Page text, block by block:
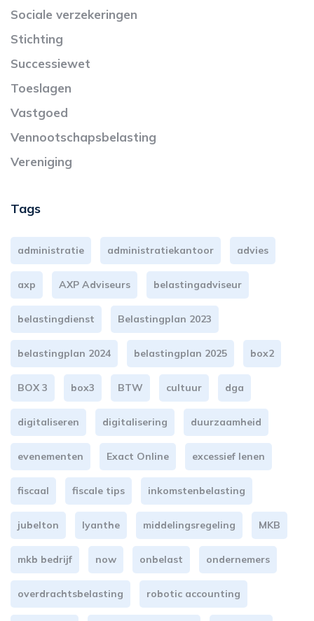
Sociale verzekeringen
Stichting
Successiewet
Toeslagen
Vastgoed
Vennootschapsbelasting
Vereniging
Tags
administratie administratiekantoor advies
axp AXP Adviseurs belastingadviseur
belastingdienst Belastingplan 2023
belastingplan 2024 belastingplan 2025 box2
BOX 3 box3 BTW cultuur dga
digitaliseren digitalisering duurzaamheid
evenementen Exact Online excessief lenen
fiscaal fiscale tips inkomstenbelasting
jubelton lyanthe middelingsregeling MKB
mkb bedrijf now onbelast ondernemers
overdrachtsbelasting robotic accounting